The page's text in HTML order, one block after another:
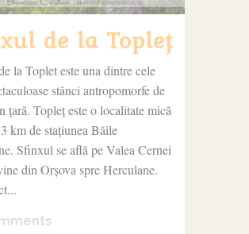
de la Topleț
la Toplet este una dintre cele
stânci antropomorfe de
țară. Topleț este o localitate mică
km de stațiunea Băile
Sfinxul se află pe Valea Cernei
din Orșova spre Herculane.